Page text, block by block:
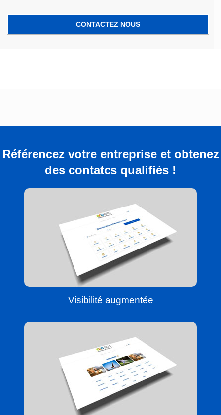
CONTACTEZ NOUS
Référencez votre entreprise et obtenez
des contatcs qualifiés !
Visibilité augmentée